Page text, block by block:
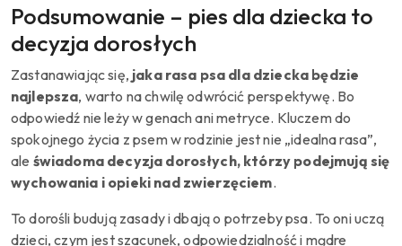
Podsumowanie – pies dla dziecka to
decyzja dorosłych
Zastanawiając się, jaka rasa psa dla dziecka będzie
najlepsza, warto na chwilę odwrócić perspektywę. Bo
odpowiedź nie leży w genach ani metryce. Kluczem do
spokojnego życia z psem w rodzinie jest nie „idealna rasa”,
ale świadoma decyzja dorosłych, którzy podejmują się
wychowania i opieki nad zwierzęciem.
To dorośli budują zasady i dbają o potrzeby psa. To oni uczą
dzieci, czym jest szacunek, odpowiedzialność i mądre